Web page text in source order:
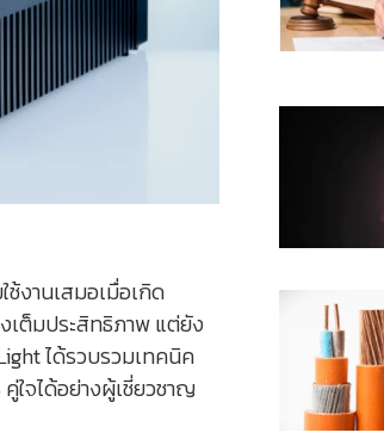
งานเสมอเมื่อเกิด
เต็มประสิทธิภาพ แต่ยัง
ได้รวบรวมเทคนิค
ใจได้อย่างผู้เชี่ยวชาญ